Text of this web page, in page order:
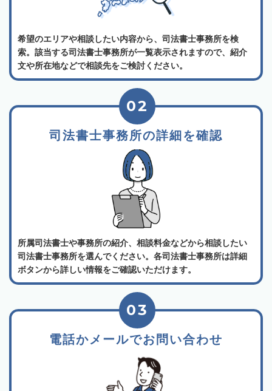
希望のエリアや相談したい内容から、司法書士事務所を検
索。該当する司法書士事務所が一覧表示されますので、紹介
文や所在地などで相談先をご検討ください。
司法書士事務所の詳細を確認
02
所属司法書士や事務所の紹介、相談料金などから相談したい
司法書士事務所を選んでください。各司法書士事務所は詳細
ボタンから詳しい情報をご確認いただけます。
電話かメールでお問い合わせ
03